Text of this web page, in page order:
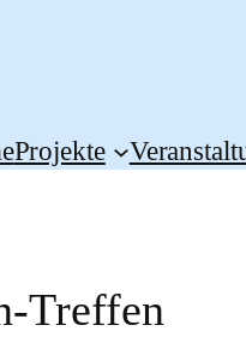
Projekte
Treffen